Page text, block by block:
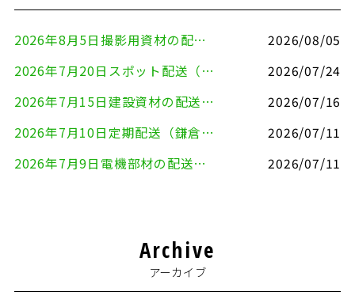
2026年8月5日撮影用資材の配送（鎌倉市⇒港区）
2026/08/05
2026年7月20日スポット配送（横浜市金沢区⇒愛知県豊川市）
2026/07/24
2026年7月15日建設資材の配送（横浜市金沢区⇒横須賀市）
2026/07/16
2026年7月10日定期配送（鎌倉市⇔大田区）
2026/07/11
2026年7月9日電機部材の配送（横浜市戸塚区⇒品川区）
2026/07/11
Archive
アーカイブ